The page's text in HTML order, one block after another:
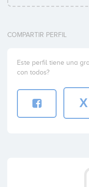
COMPARTIR PERFIL
Este perfil tiene una
con todos?
X